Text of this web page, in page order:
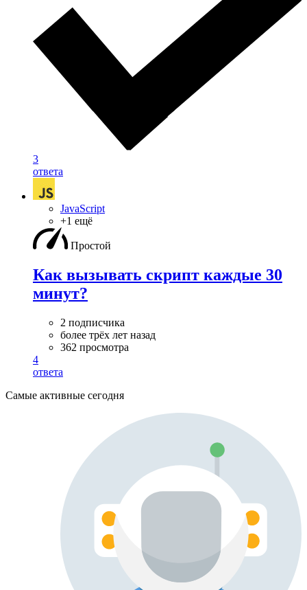
3
ответа
JavaScript
+1 ещё
Простой
Как вызывать скрипт каждые 30
минут?
2 подписчика
более трёх лет назад
362 просмотра
4
ответа
Самые активные сегодня